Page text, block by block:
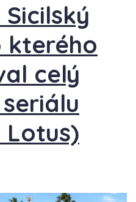
kterého
celý
Lotus)